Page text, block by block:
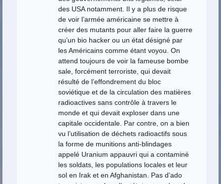
des USA notamment. Il y a plus de risque
de voir l’armée américaine se mettre à
créer des mutants pour aller faire la guerre
qu’un bio hacker ou un état désigné par
les Américains comme étant voyou. On
attend toujours de voir la fameuse bombe
sale, forcément terroriste, qui devait
résulté de l’effondrement du bloc
soviétique et de la circulation des matières
radioactives sans contrôle à travers le
monde et qui devait exploser dans une
capitale occidentale. Par contre, on a bien
vu l’utilisation de déchets radioactifs sous
la forme de munitions anti-blindages
appelé Uranium appauvri qui a contaminé
les soldats, les populations locales et leur
sol en Irak et en Afghanistan. Pas d’ado